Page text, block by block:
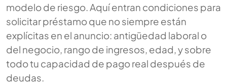
modelo de riesgo. Aquí entran condiciones para
solicitar préstamo que no siempre están
explícitas en el anuncio: antigüedad laboral o
del negocio, rango de ingresos, edad, y sobre
todo tu capacidad de pago real después de
deudas.